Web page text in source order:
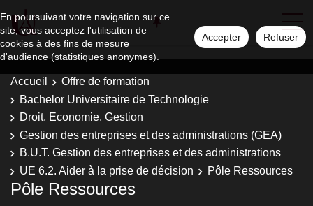
En poursuivant votre navigation sur ce
site, vous acceptez l'utilisation de
cookies à des fins de mesure
d'audience (statistiques anonymes).
Accepter Refuser
Accueil
Offre de formation
Bachelor Universitaire de Technologie
Droit, Economie, Gestion
Gestion des entreprises et des administrations (GEA)
B.U.T. Gestion des entreprises et des administrations
UE 6.2. Aider à la prise de décision
Pôle Ressources
Pôle Ressources